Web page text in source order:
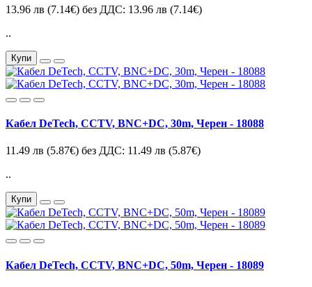
13.96 лв (7.14€) без ДДС: 13.96 лв (7.14€)
..
Купи
Кабел DeTech, CCTV, BNC+DC, 30m, Черен - 18088
11.49 лв (5.87€) без ДДС: 11.49 лв (5.87€)
..
Купи
Кабел DeTech, CCTV, BNC+DC, 50m, Черен - 18089